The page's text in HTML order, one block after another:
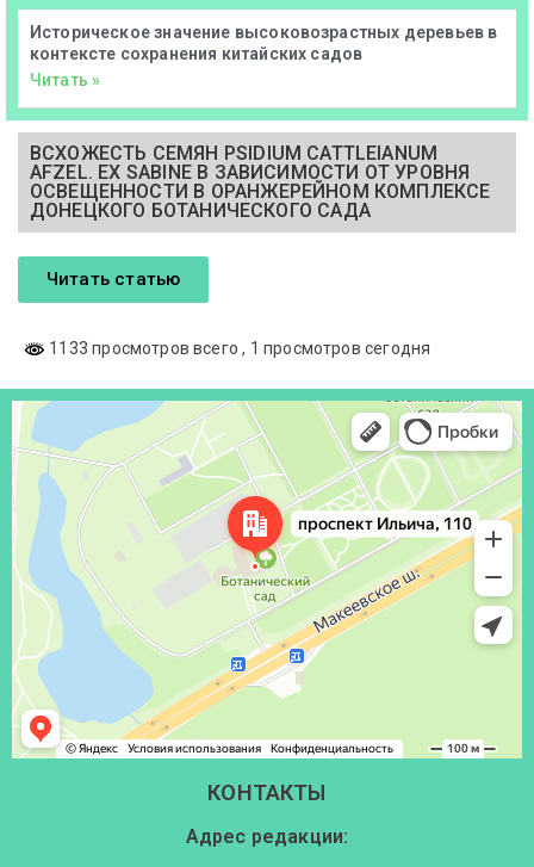
Историческое значение высоковозрастных деревьев в
контексте сохранения китайских садов
Читать »
ВСХОЖЕСТЬ СЕМЯН PSIDIUM CATTLEIANUM
AFZEL. EX SABINE В ЗАВИСИМОСТИ ОТ УРОВНЯ
ОСВЕЩЕННОСТИ В ОРАНЖЕРЕЙНОМ КОМПЛЕКСЕ
ДОНЕЦКОГО БОТАНИЧЕСКОГО САДА
Читать статью
1133 просмотров всего, 1 просмотров сегодня
Донецк
Проспект Ильича, 110 — Яндекс Карты
КОНТАКТЫ
Адрес редакции: